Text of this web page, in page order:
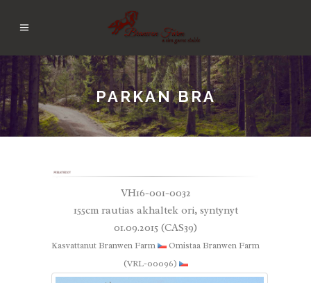
PARKAN BRA
VH16-001-0032
155cm rautias akhaltek ori, syntynyt
01.09.2015 (CAS39)
Kasvattanut Branwen Farm
Omistaa Branwen Farm
(VRL-00096)